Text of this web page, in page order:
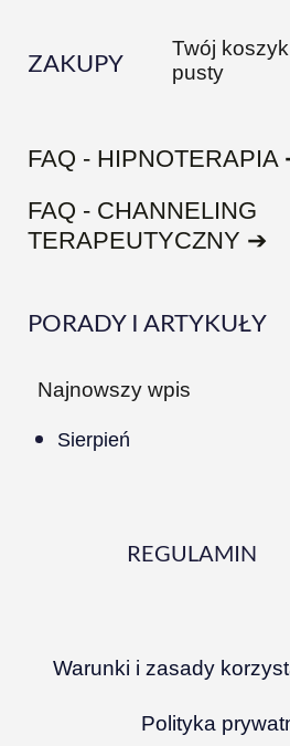
ZAKUPY
Twój
pusty
FAQ - HIPNOTERAPIA
FAQ - CHANNELING
TERAPEUTYCZNY ➔
PORADY I ARTYKUŁY
Najnowszy wpis
Sierpień
REGULAMIN
Warunki i zasady
Polityka